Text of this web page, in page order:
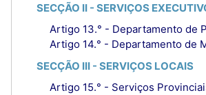
SECÇÃO II - SERVIÇOS
Artigo 13.° - Departamento de
Artigo 14.° - Departamento de
SECÇÃO III - SERVIÇOS LOCAIS
Artigo 15.° - Serviços